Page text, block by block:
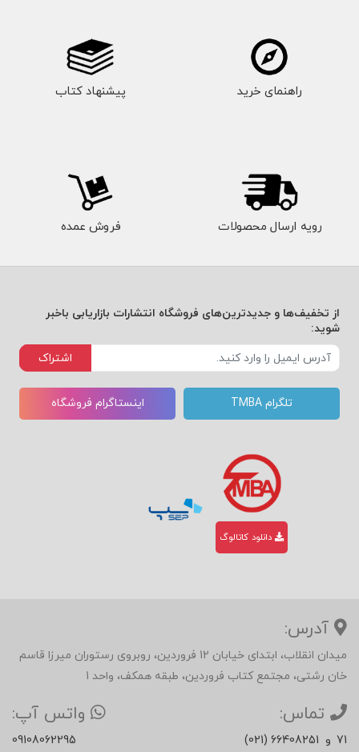
راهنمای خرید پیشنهاد کتاب
رویه ارسال محصولات فروش عمده
از تخفیف‌ها و جدیدترین‌های فروشگاه انتشارات بازاریابی باخبر
شوید:
اشتراک
تلگرام TMBA اینستاگرام فروشگاه
دانلود کاتالوگ
آدرس:
میدان انقلاب، ابتدای خیابان 12 فروردین، روبروی رستوران میرزا قاسم
خان رشتی، مجتمع کتاب فروردین، طبقه همکف، واحد 1
تماس:
(021) 66408251 و 71
واتس آپ:
09108062295